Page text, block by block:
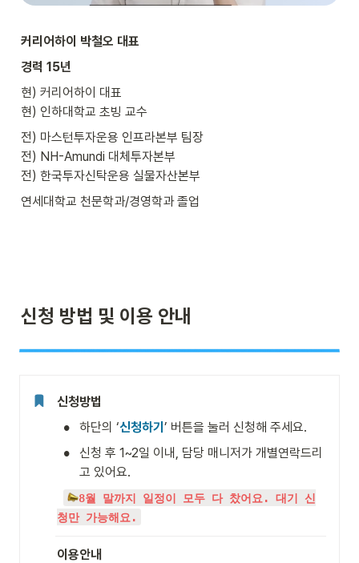
커리어하이 박철오 대표
경력 15년
현) 커리어하이 대표
현) 인하대학교 초빙 교수
전) 마스턴투자운용 인프라본부 팀장
전) NH-Amundi 대체투자본부
전) 한국투자신탁운용 실물자산본부‍
연세대학교 천문학과/경영학과 졸업
신청 방법 및 이용 안내
신청방법
• 하단의 ‘신청하기 ’ 버튼을 눌러 신청해 주세요.
•
신청 후 1~2일 이내, 담당 매니저가 개별연락드리
고 있어요.
8월 말까지 일정이 모두 다 찼어요. 대기 신
청만 가능해요.
이용안내